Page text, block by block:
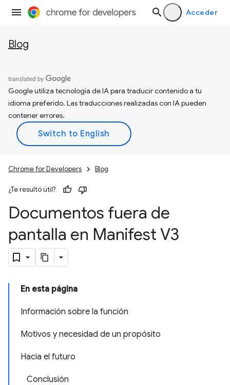
Acceder
Blog
Google utiliza tecnología de IA para traducir contenido a tu
idioma preferido. Las traducciones realizadas con IA pueden
contener errores.
Chrome for Developers Blog
¿Te resultó útil?
Documentos fuera de
pantalla en Manifest V3
En esta página
Información sobre la función
Motivos y necesidad de un propósito
Hacia el futuro
Conclusión